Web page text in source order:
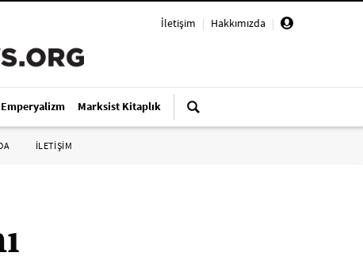
İletişim | Hakkımızda |
Marksist Kitaplık
İLETİŞİM